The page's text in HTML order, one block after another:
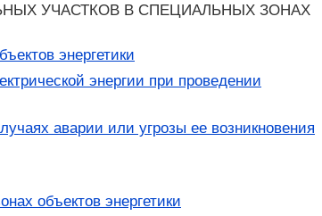
УЧАСТКОВ В СПЕЦИАЛЬНЫХ ЗОНАХ
энергетики
энергии при проведении
аварии или угрозы ее возникновения
объектов энергетики